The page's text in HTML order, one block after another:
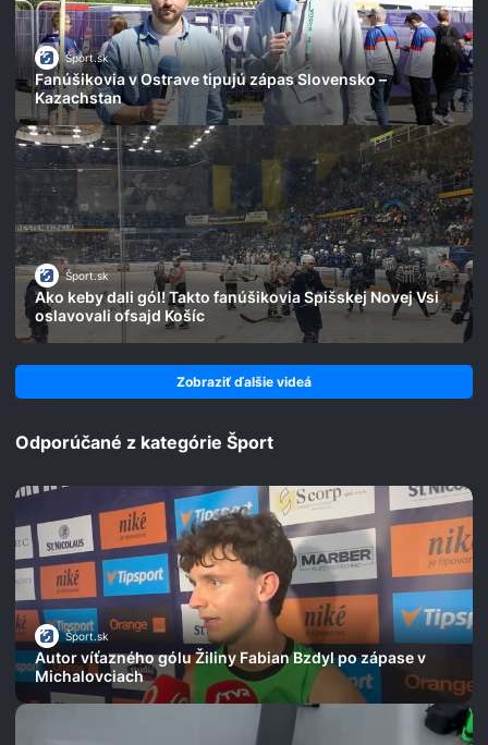
Šport.sk
Fanúšikovia v Ostrave tipujú zápas Slovensko –
Kazachstan
Šport.sk
Ako keby dali gól! Takto fanúšikovia Spišskej Novej Vsi
oslavovali ofsajd Košíc
Zobraziť ďalšie videá
Odporúčané z kategórie Šport
Šport.sk
Autor víťazného gólu Žiliny Fabian Bzdyl po zápase v
Michalovciach